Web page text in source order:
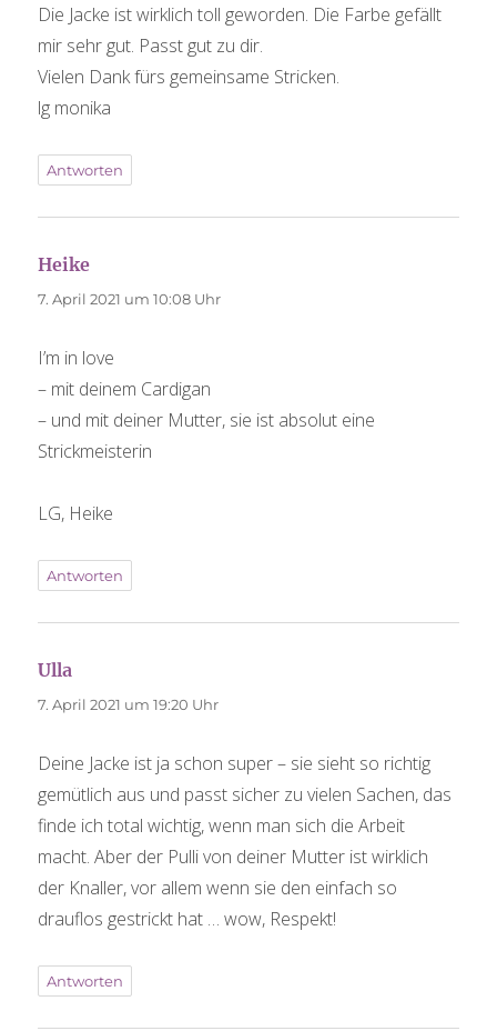
Die Jacke ist wirklich toll geworden. Die Farbe gefällt
mir sehr gut. Passt gut zu dir.
Vielen Dank fürs gemeinsame Stricken.
lg monika
Antworten
Heike
7. April 2021 um 10:08 Uhr
I’m in love
– mit deinem Cardigan
– und mit deiner Mutter, sie ist absolut eine
Strickmeisterin
LG, Heike
Antworten
Ulla
7. April 2021 um 19:20 Uhr
Deine Jacke ist ja schon super – sie sieht so richtig
gemütlich aus und passt sicher zu vielen Sachen, das
finde ich total wichtig, wenn man sich die Arbeit
macht. Aber der Pulli von deiner Mutter ist wirklich
der Knaller, vor allem wenn sie den einfach so
drauflos gestrickt hat … wow, Respekt!
Antworten